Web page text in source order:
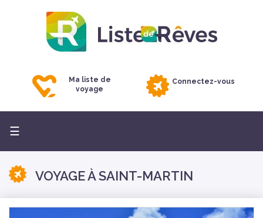
Ma liste de
voyage
Connectez-vous
Basculer
navigation
☰
VOYAGE À SAINT-MARTIN